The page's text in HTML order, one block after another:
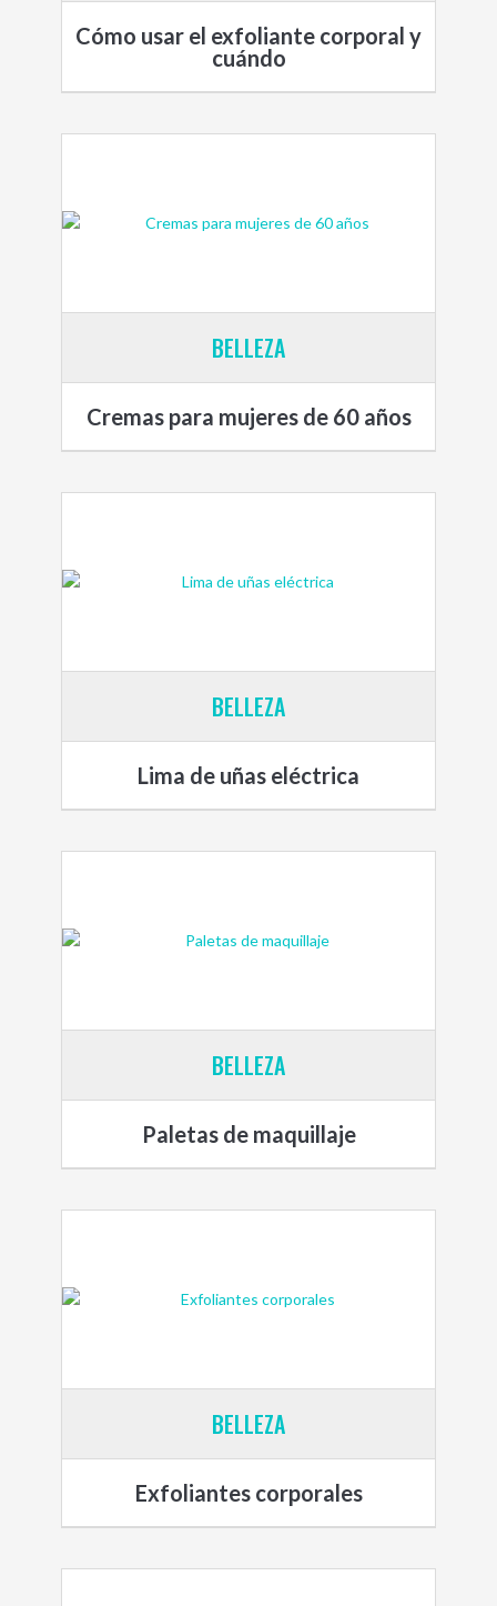
Cómo usar el exfoliante corporal y
cuándo
BELLEZA
Cremas para mujeres de 60 años
BELLEZA
Lima de uñas eléctrica
BELLEZA
Paletas de maquillaje
BELLEZA
Exfoliantes corporales